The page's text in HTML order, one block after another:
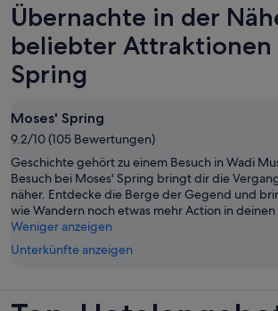
Übernachte in der
beliebter Attraktionen
Spring
Moses' Spring
9.2/10 (105 Bewertungen)
Geschichte gehört zu einem Besuch in Wadi
Besuch bei Moses' Spring bringt dir die
näher. Entdecke die Berge der Gegend und
wie Wandern noch etwas mehr Action in deinen
Weniger anzeigen
Unterkünfte anzeigen